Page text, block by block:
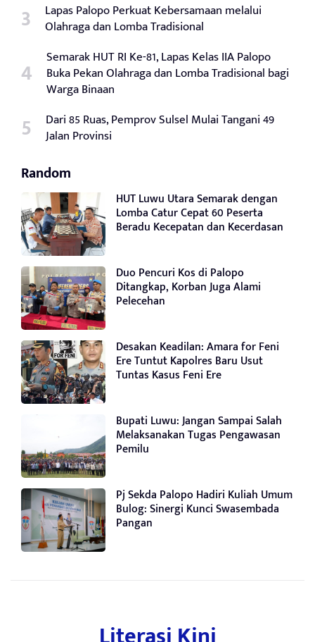
Lapas Palopo Perkuat Kebersamaan melalui
Olahraga dan Lomba Tradisional
Semarak HUT RI Ke-81, Lapas Kelas IIA Palopo
Buka Pekan Olahraga dan Lomba Tradisional bagi
Warga Binaan
Dari 85 Ruas, Pemprov Sulsel Mulai Tangani 49
Jalan Provinsi
Random
HUT Luwu Utara Semarak dengan
Lomba Catur Cepat 60 Peserta
Beradu Kecepatan dan Kecerdasan
Duo Pencuri Kos di Palopo
Ditangkap, Korban Juga Alami
Pelecehan
Desakan Keadilan: Amara for Feni
Ere Tuntut Kapolres Baru Usut
Tuntas Kasus Feni Ere
Bupati Luwu: Jangan Sampai Salah
Melaksanakan Tugas Pengawasan
Pemilu
Pj Sekda Palopo Hadiri Kuliah Umum
Bulog: Sinergi Kunci Swasembada
Pangan